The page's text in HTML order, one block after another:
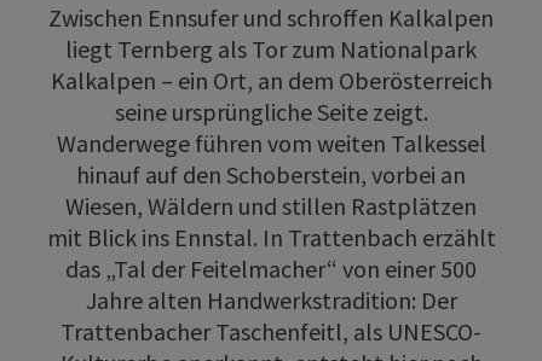
Zwischen Ennsufer und schroffen Kalkalpen
liegt Ternberg als Tor zum Nationalpark
Kalkalpen – ein Ort, an dem Oberösterreich
seine ursprüngliche Seite zeigt.
Wanderwege führen vom weiten Talkessel
hinauf auf den Schoberstein, vorbei an
Wiesen, Wäldern und stillen Rastplätzen
mit Blick ins Ennstal. In Trattenbach erzählt
das „Tal der Feitelmacher“ von einer 500
Jahre alten Handwerkstradition: Der
Trattenbacher Taschenfeitl, als UNESCO-